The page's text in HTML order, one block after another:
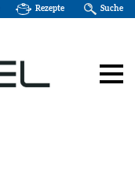
Rezepte Suche